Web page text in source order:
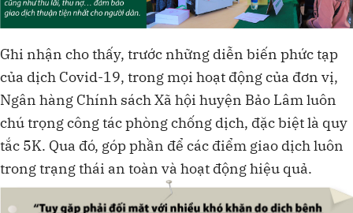
Ghi nhận cho thấy, trước những diễn biến phức tạp
của dịch Covid-19, trong mọi hoạt động của đơn vị,
Ngân hàng Chính sách Xã hội huyện Bảo Lâm luôn
chú trọng công tác phòng chống dịch, đặc biệt là quy
tắc 5K. Qua đó, góp phần để các điểm giao dịch luôn
trong trạng thái an toàn và hoạt động hiệu quả.